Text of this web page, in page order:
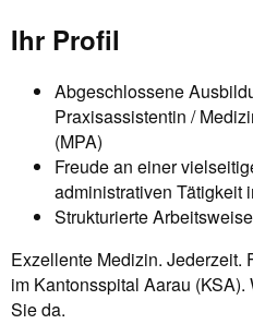
Ihr Profil
Abgeschlossene
Praxisassistentin /
(MPA)
Freude an einer
administrativen Tätigkeit
Strukturierte
Exzellente Medizin. Jederzeit.
im Kantonsspital Aarau
Sie da.